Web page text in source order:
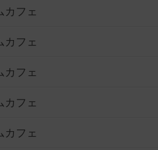
カフェ
カフェ
カフェ
カフェ
カフェ